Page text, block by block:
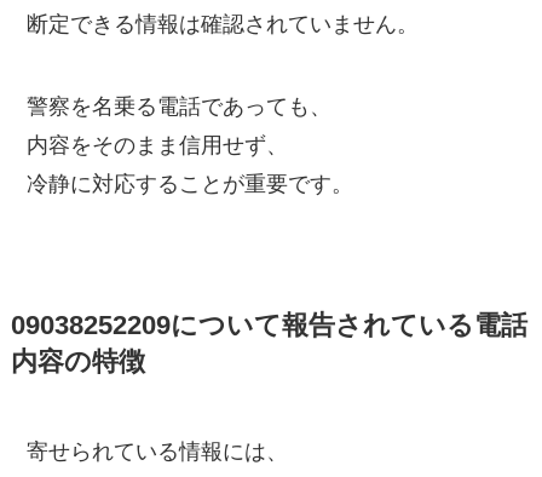
断定できる情報は確認されていません。
警察を名乗る電話であっても、
内容をそのまま信用せず、
冷静に対応することが重要です。
09038252209について報告されている電話
内容の特徴
寄せられている情報には、